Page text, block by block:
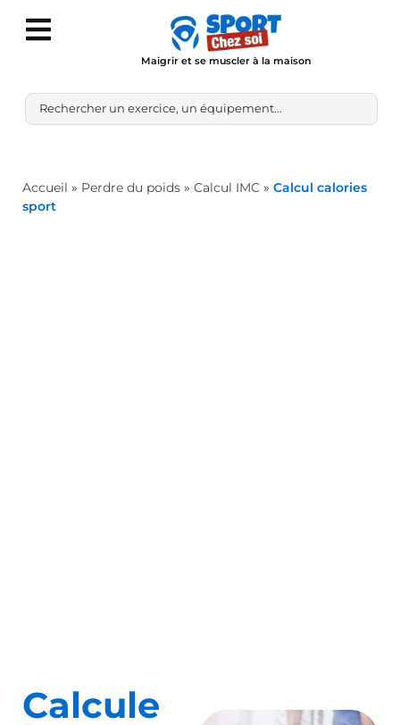
Maigrir et se muscler à la maison
Accueil » Perdre du poids » Calcul IMC » Calcul calories
sport
Calcule